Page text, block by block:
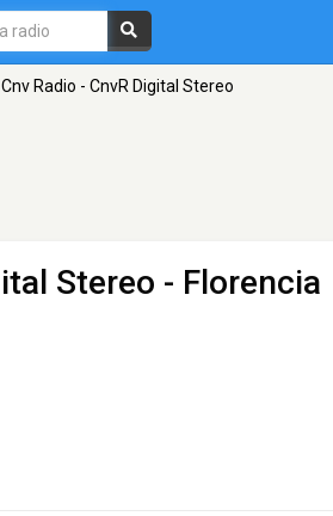
Cnv Radio - CnvR Digital Stereo
Stereo - Florencia